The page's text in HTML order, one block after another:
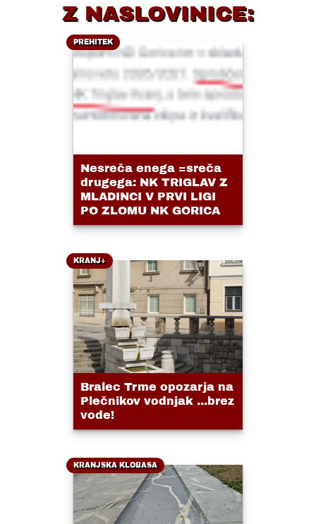
Z NASLOVINICE:
PREHITEK
Nesreča enega =sreča
drugega: NK TRIGLAV Z
MLADINCI V PRVI LIGI
PO ZLOMU NK GORICA
KRANJ+
Bralec Trme opozarja na
Plečnikov vodnjak ...brez
vode!
KRANJSKA KLOBASA